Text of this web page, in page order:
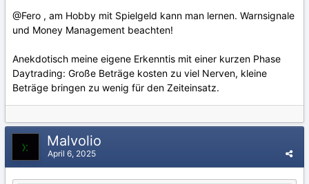
@Fero , am Hobby mit Spielgeld kann man lernen. Warnsignale
und Money Management beachten!
Anekdotisch meine eigene Erkenntis mit einer kurzen Phase
Daytrading: Große Beträge kosten zu viel Nerven, kleine
Beträge bringen zu wenig für den Zeiteinsatz.
Malvolio
April 6, 2025